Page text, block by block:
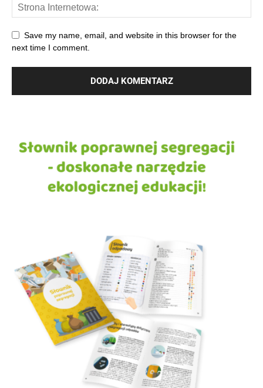
Save my name, email, and website in this browser for the
next time I comment.